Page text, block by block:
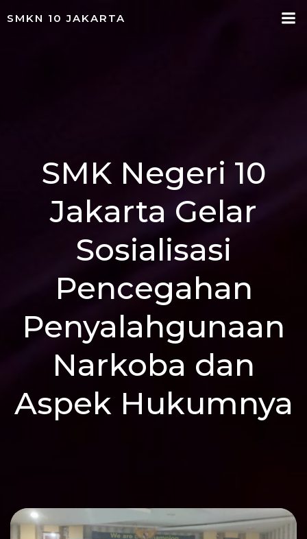
SMKN 10 JAKARTA
SMK Negeri 10
Jakarta Gelar
Sosialisasi
Pencegahan
Penyalahgunaan
Narkoba dan
Aspek Hukumnya